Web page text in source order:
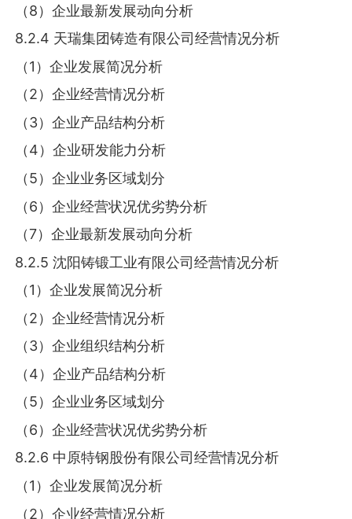
（8）企业最新发展动向分析
8.2.4 天瑞集团铸造有限公司经营情况分析
（1）企业发展简况分析
（2）企业经营情况分析
（3）企业产品结构分析
（4）企业研发能力分析
（5）企业业务区域划分
（6）企业经营状况优劣势分析
（7）企业最新发展动向分析
8.2.5 沈阳铸锻工业有限公司经营情况分析
（1）企业发展简况分析
（2）企业经营情况分析
（3）企业组织结构分析
（4）企业产品结构分析
（5）企业业务区域划分
（6）企业经营状况优劣势分析
8.2.6 中原特钢股份有限公司经营情况分析
（1）企业发展简况分析
（2）企业经营情况分析